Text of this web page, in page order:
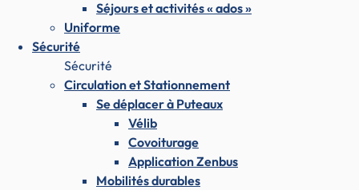
Séjours et activités « ados »
Uniforme
Sécurité
Sécurité
Circulation et Stationnement
Se déplacer à Puteaux
Vélib
Covoiturage
Application Zenbus
Mobilités durables